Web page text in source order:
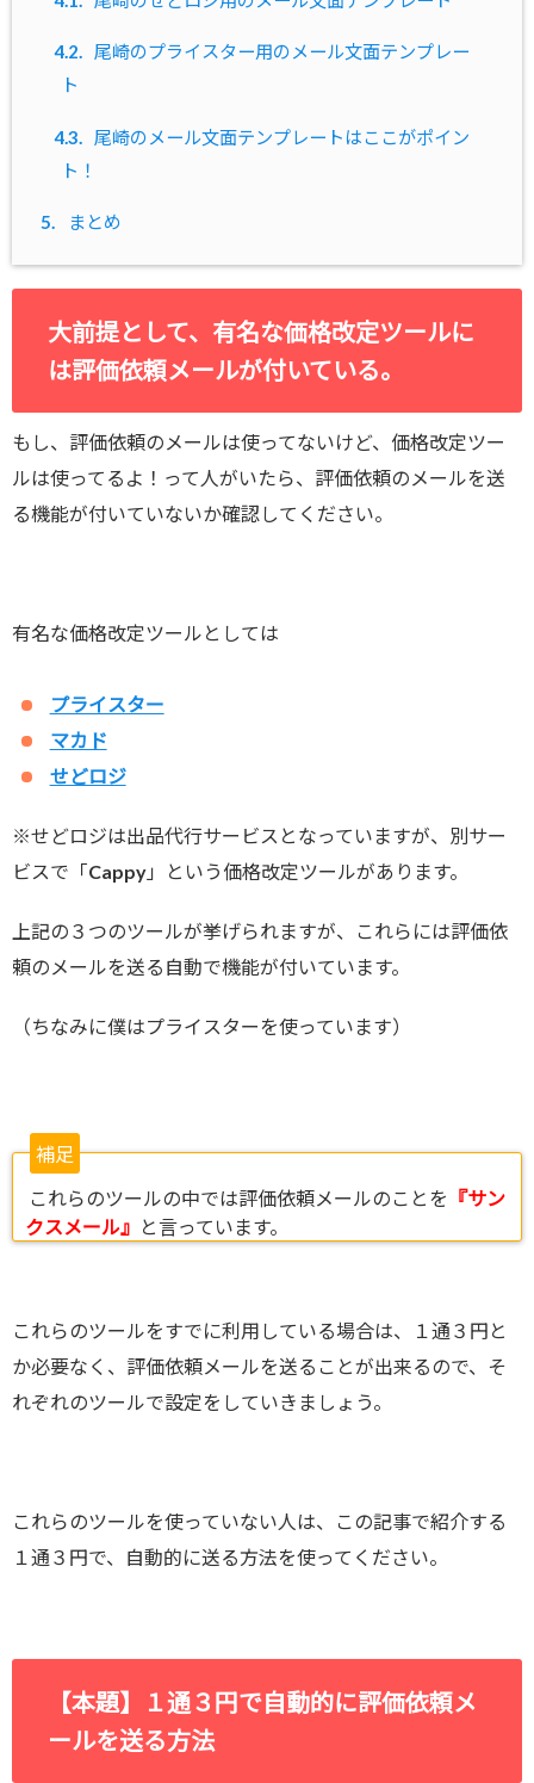
4.2.
尾崎のプライスター用のメール文面テンプレー
ト
4.3.
尾崎のメール文面テンプレートはここがポイン
ト！
5. まとめ
大前提として、有名な価格改定ツールに
は評価依頼メールが付いている。
もし、評価依頼のメールは使ってないけど、価格改定ツー
ルは使ってるよ！って人がいたら、評価依頼のメールを送
る機能が付いていないか確認してください。
有名な価格改定ツールとしては
プライスター
マカド
せどロジ
※せどロジは出品代行サービスとなっていますが、別サー
ビスで「Cappy」という価格改定ツールがあります。
上記の３つのツールが挙げられますが、これらには評価依
頼のメールを送る自動で機能が付いています。
（ちなみに僕はプライスターを使っています）
補足
これらのツールの中では評価依頼メールのことを 『サン
クスメール』 と言っています。
これらのツールをすでに利用している場合は、１通３円と
か必要なく、評価依頼メールを送ることが出来るので、そ
れぞれのツールで設定をしていきましょう。
これらのツールを使っていない人は、この記事で紹介する
１通３円で、自動的に送る方法を使ってください。
【本題】１通３円で自動的に評価依頼メ
ールを送る方法